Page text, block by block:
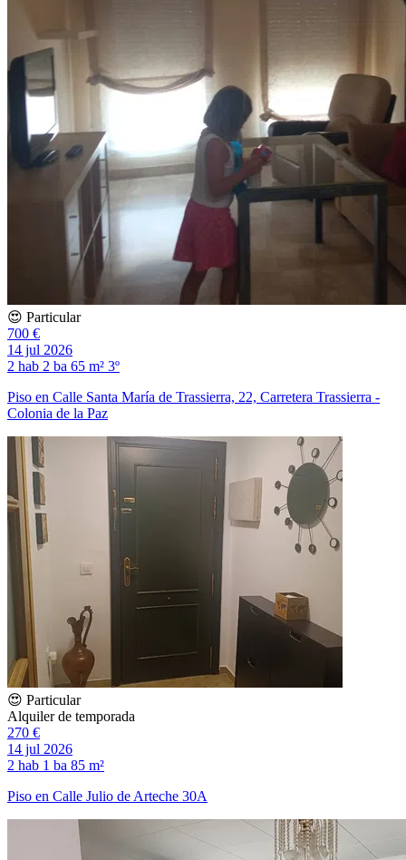
😍 Particular
700 €
14 jul 2026
2 hab 2 ba 65 m² 3º
Piso en Calle Santa María de Trassierra, 22, Carretera Trassierra -
Colonia de la Paz
😍 Particular
Alquiler de temporada
270 €
14 jul 2026
2 hab 1 ba 85 m²
Piso en Calle Julio de Arteche 30A